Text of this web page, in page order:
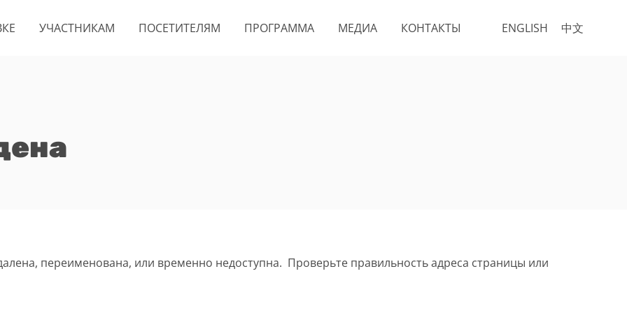
ENGLISH 中文
УЧАСТНИКАМ ПОСЕТИТЕЛЯМ ПРОГРАММА МЕДИА КОНТАКТЫ
переименована, или временно недоступна. Проверьте правильность адреса страницы или